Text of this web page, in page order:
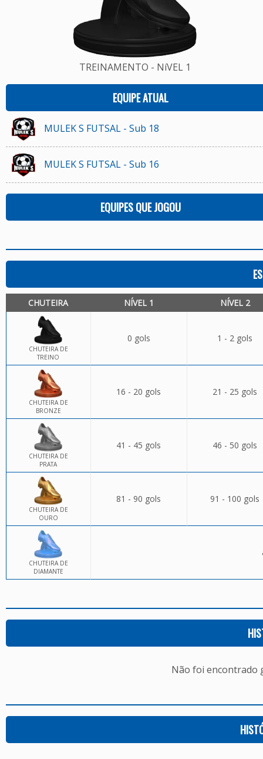
TREINAMENTO - NíVEL 1
EQUIPE ATUAL
MULEK S FUTSAL - Sub 18
MULEK S FUTSAL - Sub 16
EQUIPES QUE JOGOU
CHUTEIRA NÍVEL 1 NÍVEL 2
CHUTEIRA DE
TREINO
0 gols 1 - 2 gols
CHUTEIRA DE
BRONZE
16 - 20 gols 21 - 25 gols
CHUTEIRA DE
PRATA
41 - 45 gols 46 - 50 gols
CHUTEIRA DE
OURO
81 - 90 gols 91 - 100 gols
CHUTEIRA DE
DIAMANTE
Não foi encontrado